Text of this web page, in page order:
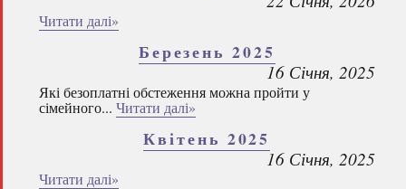
Читати далі»
Березень 2025
16 Січня, 2025
Які безоплатні обстеження можна пройти у
сімейного... Читати далі»
Квітень 2025
16 Січня, 2025
Читати далі»